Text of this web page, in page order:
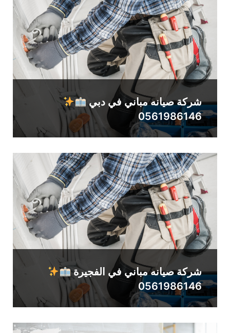
شركة صيانه مباني في دبي
0561986146
شركة صيانه مباني في الفجيرة
0561986146